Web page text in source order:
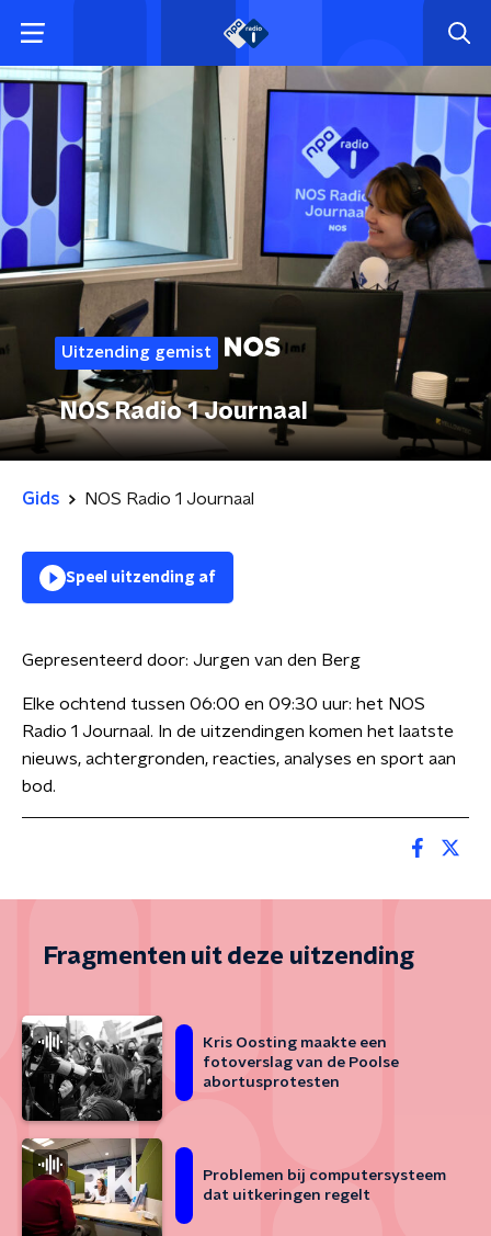
Uitzending gemist
NOS Radio 1 Journaal
Gids NOS Radio 1 Journaal
Speel uitzending af
Gepresenteerd door: Jurgen van den Berg
Elke ochtend tussen 06:00 en 09:30 uur: het NOS
Radio 1 Journaal. In de uitzendingen komen het laatste
nieuws, achtergronden, reacties, analyses en sport aan
bod.
Fragmenten uit deze uitzending
Kris Oosting maakte een
fotoverslag van de Poolse
abortusprotesten
Problemen bij computersysteem
dat uitkeringen regelt